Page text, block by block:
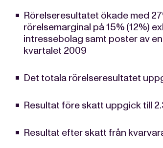
Rörelseresultatet ökade med
rörelsemarginal på 15% (12%)
intressebolag samt poster av
kvartalet 2009
Det totala rörelseresultatet
Resultat före skatt uppgick till
Resultat efter skatt från